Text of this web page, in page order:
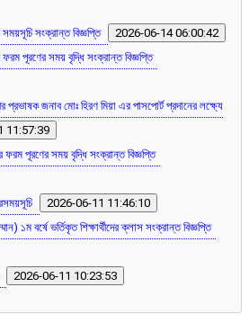
সংক্রান্ত বিজ্ঞপ্তি
2026-06-14 06:00:42
পূরণের সময় বৃদ্ধি সংক্রান্ত বিজ্ঞপ্তি
প্রভাষক জনাব মোঃ হিরণ মিয়া এর পাসপোর্ট প্রদানের লক্ষ্যে
11:57:39
পূরণের সময় বৃদ্ধি সংক্রান্ত বিজ্ঞপ্তি
2026-06-11 11:46:10
১ম বর্ষে ভর্তিকৃত শিক্ষার্থীদের ক্লাস সংক্রান্ত বিজ্ঞপ্তি
2026-06-11 10:23:53